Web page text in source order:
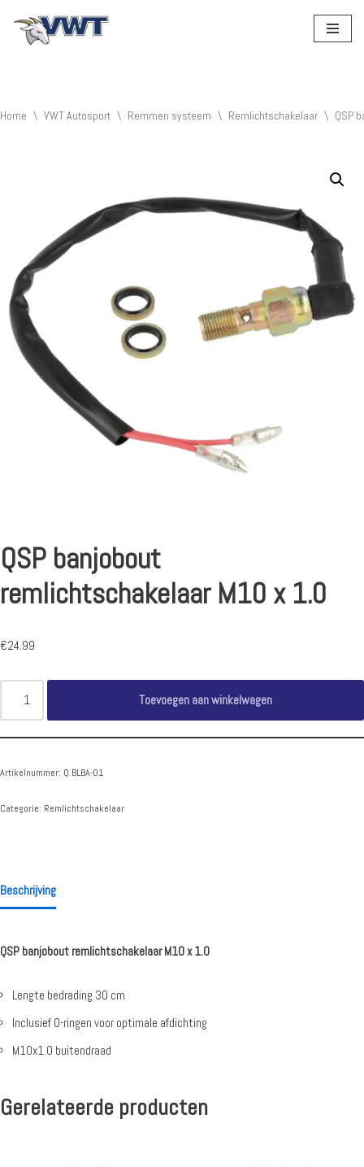
Home \ VWT Autosport \ Remmen systeem \ Remlichtschakelaar \ QSP
QSP banjobout
remlichtschakelaar M10 x 1.0
€24.99
Toevoegen aan winkelwagen
Artikelnummer: Q.BLBA-01
Categorie: Remlichtschakelaar
Beschrijving
QSP banjobout remlichtschakelaar M10 x 1.0
Lengte bedrading 30 cm
Inclusief O-ringen voor optimale afdichting
M10x1.0 buitendraad
Gerelateerde producten